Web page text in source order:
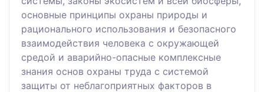
основные принципы охраны природы и
рационального использования и безопасного
взаимодействия человека с окружающей
средой и аварийно-опасные комплексные
знания основ охраны труда с системой
защиты от неблагоприятных факторов в